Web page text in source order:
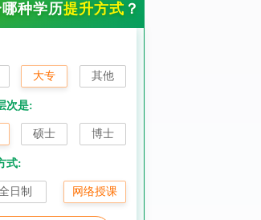
种学历提升方式 ？
大专 其他
次是:
硕士 博士
式:
日制 网络授课